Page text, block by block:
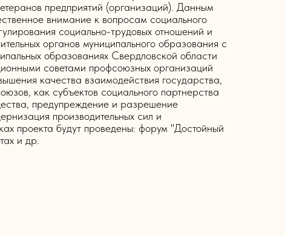
предприятий (организаций). Данным
внимание к вопросам социального
социально-трудовых отношений и
органов муниципального образования с
образованиях Свердловской области
советами профсоюзных организаций
качества взаимодействия государства,
как субъектов социального партнерства
предупреждение и разрешение
производительных сил и
проекта будут проведены: форум "Достойный
и др.